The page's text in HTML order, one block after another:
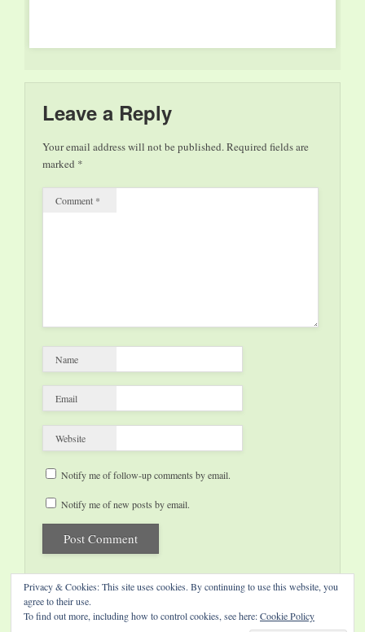
Babbo Natale in
persona, e quest'anno
regalo, anche perché,
ci dicono i…
Leave a Reply
Your email address will not be published.Required fields are
marked *
Comment *
Name
Email
Website
Notify me of follow-up comments by email.
Notify me of new posts by email.
Privacy & Cookies: This site uses cookies. By continuing to use this website, you
agree to their use.
To find out more, including how to control cookies, see here:Cookie Policy